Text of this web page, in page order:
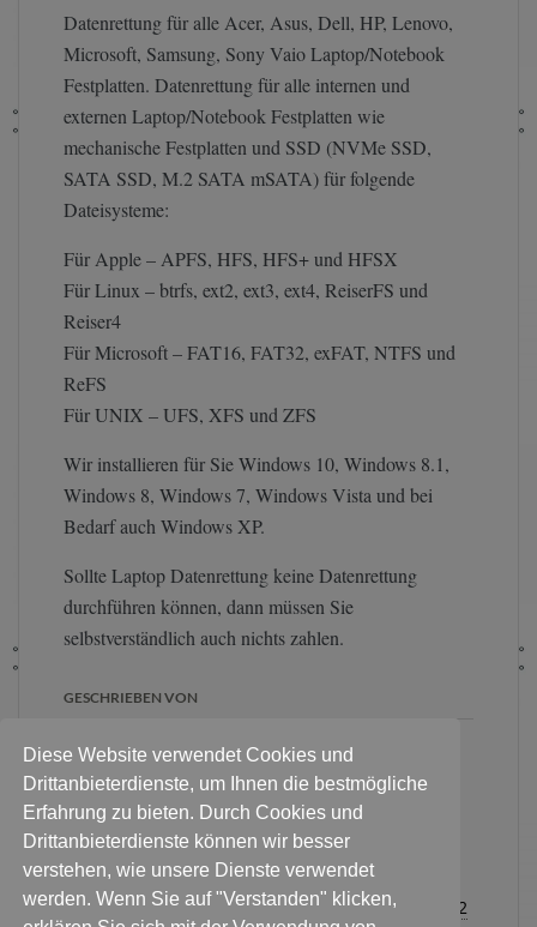
Datenrettung für alle Acer, Asus, Dell, HP, Lenovo,
Microsoft, Samsung, Sony Vaio Laptop/Notebook
Festplatten. Datenrettung für alle internen und
externen Laptop/Notebook Festplatten wie
mechanische Festplatten und SSD (NVMe SSD,
SATA SSD, M.2 SATA mSATA) für folgende
Dateisysteme:
Für Apple – APFS, HFS, HFS+ und HFSX
Für Linux – btrfs, ext2, ext3, ext4, ReiserFS und
Reiser4
Für Microsoft – FAT16, FAT32, exFAT, NTFS und
ReFS
Für UNIX – UFS, XFS und ZFS
Wir installieren für Sie Windows 10, Windows 8.1,
Windows 8, Windows 7, Windows Vista und bei
Bedarf auch Windows XP.
Sollte Laptop Datenrettung keine Datenrettung
durchführen können, dann müssen Sie
selbstverständlich auch nichts zahlen.
GESCHRIEBEN VON
an diese Adresse. Persönlich
Festplatte & Datenträger
abgeben? Bitte Termin
vereinbaren:Für alle Kontaktanfragen
Sie haben noch Fragen zum Ablauf?0178 3376232
Diese Website verwendet Cookies und
Drittanbieterdienste, um Ihnen die bestmögliche
Erfahrung zu bieten. Durch Cookies und
Drittanbieterdienste können wir besser
verstehen, wie unsere Dienste verwendet
werden. Wenn Sie auf "Verstanden" klicken,